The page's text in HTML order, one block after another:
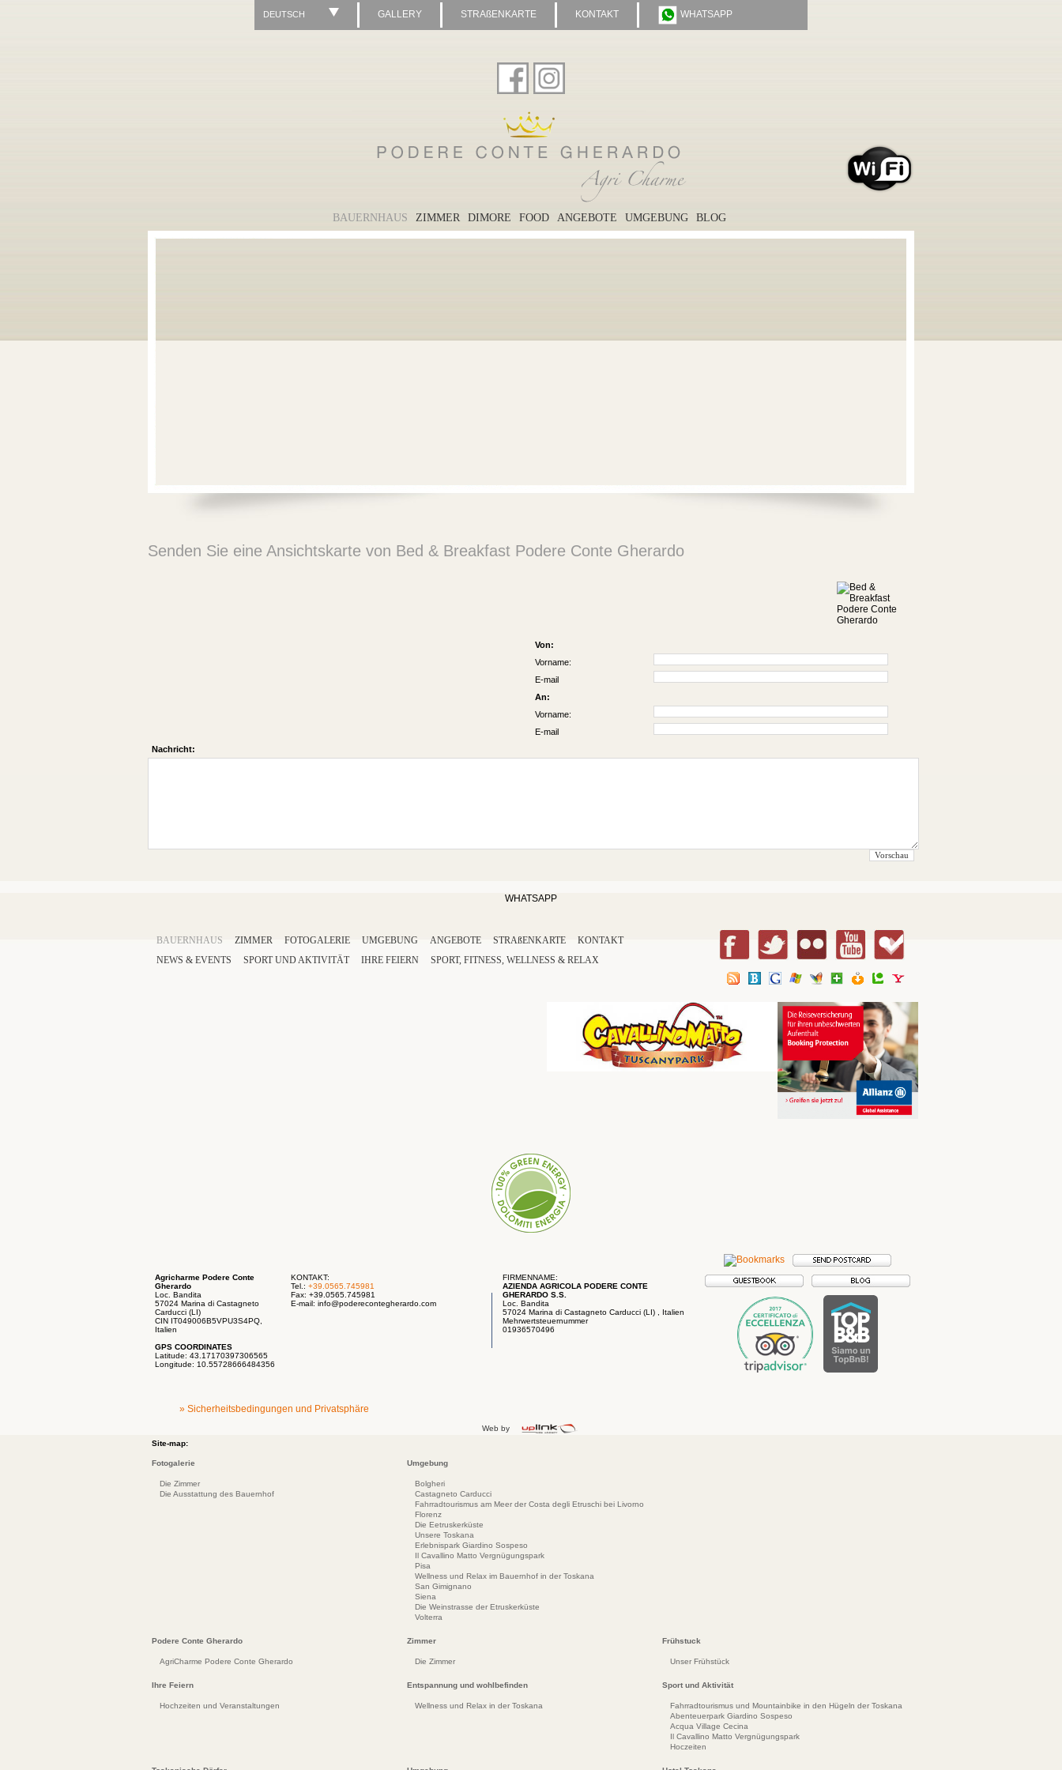
DEUTSCH GALLERY STRAßENKARTE KONTAKT WHATSAPP
BAUERNHAUS ZIMMER DIMORE FOOD ANGEBOTE UMGEBUNG BLOG
Senden Sie eine Ansichtskarte von Bed & Breakfast Podere Conte Gherardo
Von:
Vorname:
E-mail
An:
Vorname:
E-mail
Nachricht:
WHATSAPP
BAUERNHAUS ZIMMER FOTOGALERIE UMGEBUNG ANGEBOTE STRAßENKARTE
KONTAKT
NEWS & EVENTS
SPORTUND AKTIVITÄT IHRE FEIERN SPORT, FITNESS, WELLNESS & RELAX
Agricharme Podere Conte
Gherardo
Loc. Bandita
57024 Marina di Castagneto
Carducci (LI)
CIN IT049006B5VPU3S4PQ,
Italien
GPS COORDINATES
Latitude: 43.17170397306565
Longitude: 10.55728666484356
KONTAKT:
Tel.: +39.0565.745981
Fax: +39.0565.745981
E-mail: info@poderecontegherardo.com
FIRMENNAME:
AZIENDA AGRICOLA PODERE CONTE
GHERARDO S.S.
Loc. Bandita
57024 Marina di Castagneto Carducci (LI) , Italien
Mehrwertsteuernummer
01936570496
» Sicherheitsbedingungen und Privatsphäre
Web by
Site-map:
Fotogalerie
Die Zimmer
Die Ausstattung des Bauernhof
Umgebung
Bolgheri
Castagneto Carducci
Fahrradtourismus am Meer der Costa degli Etruschi bei Livorno
Florenz
Die Eetruskerküste
Unsere Toskana
Erlebnispark Giardino Sospeso
Il Cavallino Matto Vergnügungspark
Pisa
Wellness und Relax im Bauernhof in der Toskana
San Gimignano
Siena
Die Weinstrasse der Etruskerküste
Volterra
Podere Conte Gherardo
AgriCharme Podere Conte Gherardo
Zimmer
Die Zimmer
Frühstuck
Unser Frühstück
Ihre Feiern
Hochzeiten und Veranstaltungen
Entspannung und wohlbefinden
Wellness und Relax in der Toskana
Sport und Aktivität
Fahrradtourismus und Mountainbike in den Hügeln der Toskana
Abenteuerpark Giardino Sospeso
Acqua Village Cecina
Il Cavallino Matto Vergnügungspark
Hoczeiten